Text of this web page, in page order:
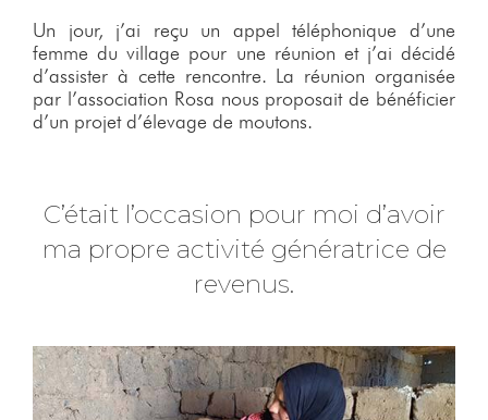
Un jour, j’ai reçu un appel téléphonique d’une
femme du village pour une réunion et j’ai décidé
d’assister à cette rencontre. La réunion organisée
par l’association Rosa nous proposait de bénéficier
d’un projet d’élevage de moutons.
C’était l’occasion pour moi d’avoir
ma propre activité génératrice de
revenus.